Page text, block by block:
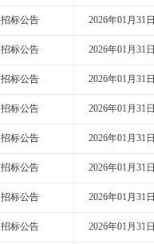
招标公告 2026年01月31日
招标公告 2026年01月31日
招标公告 2026年01月31日
招标公告 2026年01月31日
招标公告 2026年01月31日
招标公告 2026年01月31日
招标公告 2026年01月31日
招标公告 2026年01月31日